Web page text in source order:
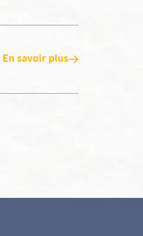
En savoir plus